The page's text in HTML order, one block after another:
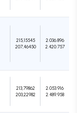
215,15545
207,46450
2.036.896
2.420.757
213,79862
203,22982
2.053.916
2.489.958